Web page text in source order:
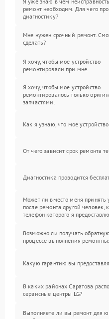
ремонт необходим. Для чего
диагностику?
Мне нужен срочный ремонт.
сделать?
Я хочу, чтобы мое устройство
ремонтировали при мне.
Я хочу, чтобы мое устройство
ремонтировалось только
запчастями.
Как я узнаю, что мое устройство
От чего зависит срок ремонта
Диагностика проводится
Может ли вместо меня принять
после ремонта другой человек,
телефон которого я
Возможно ли получать
процессе выполнения
Какую гарантию вы
В каких районах Саратова
сервисные центры LG?
Выполняете ли вы ремонт для